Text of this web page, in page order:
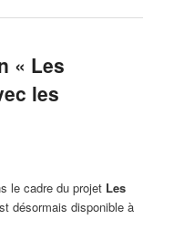
« Les
les
le cadre du projet Les
désormais disponible à